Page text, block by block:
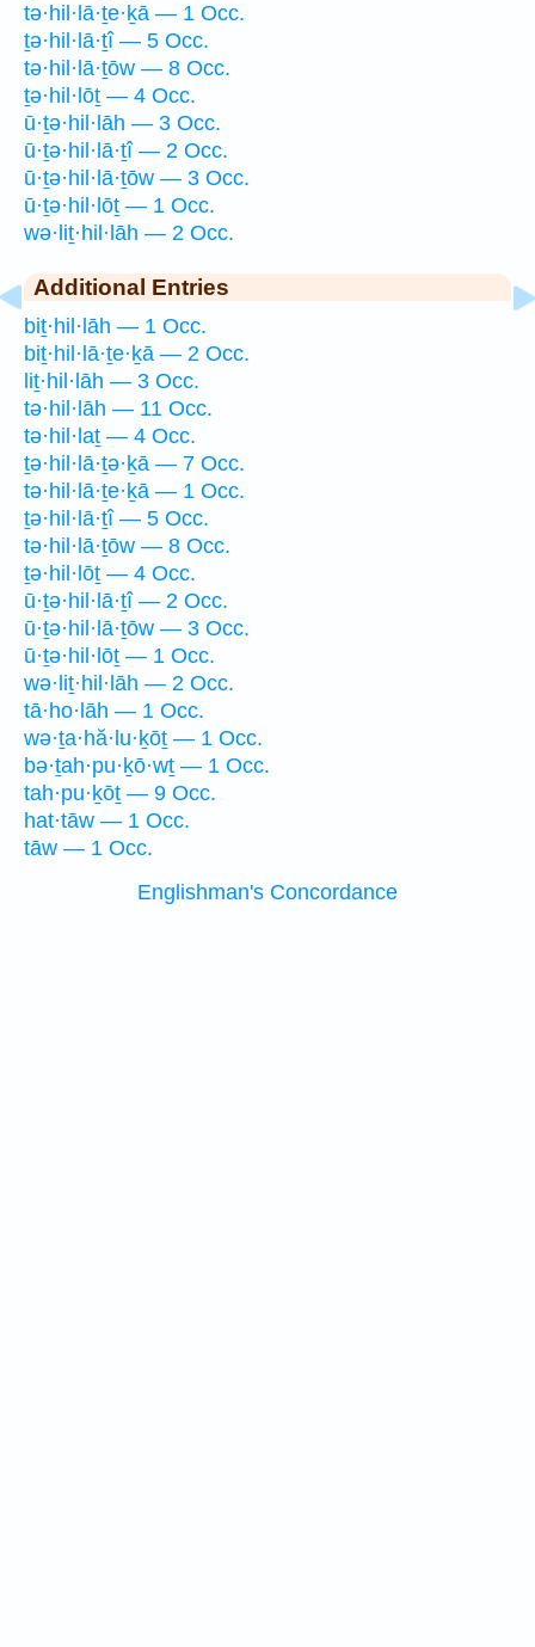
tə·hil·lā·ṯe·ḵā — 1 Occ.
ṯə·hil·lā·ṯî — 5 Occ.
tə·hil·lā·ṯōw — 8 Occ.
ṯə·hil·lōṯ — 4 Occ.
ū·ṯə·hil·lāh — 3 Occ.
ū·ṯə·hil·lā·ṯî — 2 Occ.
ū·ṯə·hil·lā·ṯōw — 3 Occ.
ū·ṯə·hil·lōṯ — 1 Occ.
wə·liṯ·hil·lāh — 2 Occ.
Additional Entries
biṯ·hil·lāh — 1 Occ.
biṯ·hil·lā·ṯe·ḵā — 2 Occ.
liṯ·hil·lāh — 3 Occ.
tə·hil·lāh — 11 Occ.
tə·hil·laṯ — 4 Occ.
ṯə·hil·lā·ṯə·ḵā — 7 Occ.
tə·hil·lā·ṯe·ḵā — 1 Occ.
ṯə·hil·lā·ṯî — 5 Occ.
tə·hil·lā·ṯōw — 8 Occ.
ṯə·hil·lōṯ — 4 Occ.
ū·ṯə·hil·lā·ṯî — 2 Occ.
ū·ṯə·hil·lā·ṯōw — 3 Occ.
ū·ṯə·hil·lōṯ — 1 Occ.
wə·liṯ·hil·lāh — 2 Occ.
tā·ho·lāh — 1 Occ.
wə·ṯa·hă·lu·ḵōṯ — 1 Occ.
bə·ṯah·pu·ḵō·wṯ — 1 Occ.
tah·pu·ḵōṯ — 9 Occ.
hat·tāw — 1 Occ.
tāw — 1 Occ.
Englishman's Concordance